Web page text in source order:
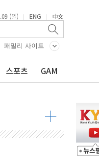
(일) | ENG | 中文
패밀리 사이트
스포츠 GAM
화 심화